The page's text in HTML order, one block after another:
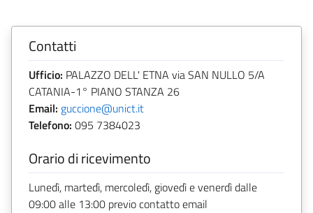
Contatti
Ufficio: PALAZZO DELL' ETNA via SAN NULLO 5/A
CATANIA-1° PIANO STANZA 26
Email: guccione@unict.it
Telefono: 095 7384023
Orario di ricevimento
Lunedì, martedì, mercoledì, giovedì e venerdì dalle
09:00 alle 13:00 previo contatto email